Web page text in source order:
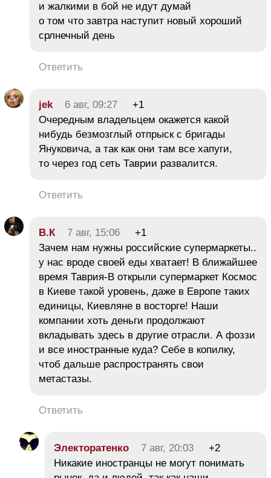
и жалкими в бой не идут думай
о том что завтра наступит новый хороший
срлнечный день
Ответить
jek 6 авг, 09:27
+1
Очередным владельцем окажется какой
нибудь безмозглый отпрыск с бригады
Януковича, а так как они там все хапуги,
то через год сеть Таврии развалится.
Ответить
В.К 7 авг, 15:06
+1
Зачем нам нужны российские супермаркеты..
у нас вроде своей еды хватает! В ближайшее
время Таврия-В открыли супермаркет Космос
в Киеве такой уровень, даже в Европе таких
единицы, Киевляне в восторге! Наши
компании хоть деньги продолжают
вкладывать здесь в другие отрасли. А фоззи
и все иностранные куда? Себе в копилку,
чтоб дальше распространять свои
метастазы.
Ответить
Электоратенко 7 авг, 20:03
+2
Никакие иностранцы не могут понимать